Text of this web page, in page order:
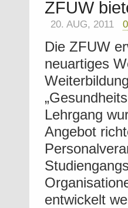
ZFUW
20. AUG, 2011
Die ZFUW
neuartiges
Lehrgang
Angebot
entwickelt